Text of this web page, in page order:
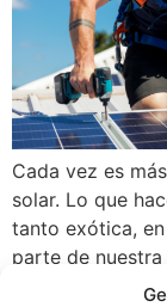
Cada vez es
solar. Lo que
tanto exótica,
parte de
dejamos